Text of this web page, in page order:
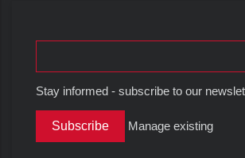
Stay informed - subscribe to our
Manage existing